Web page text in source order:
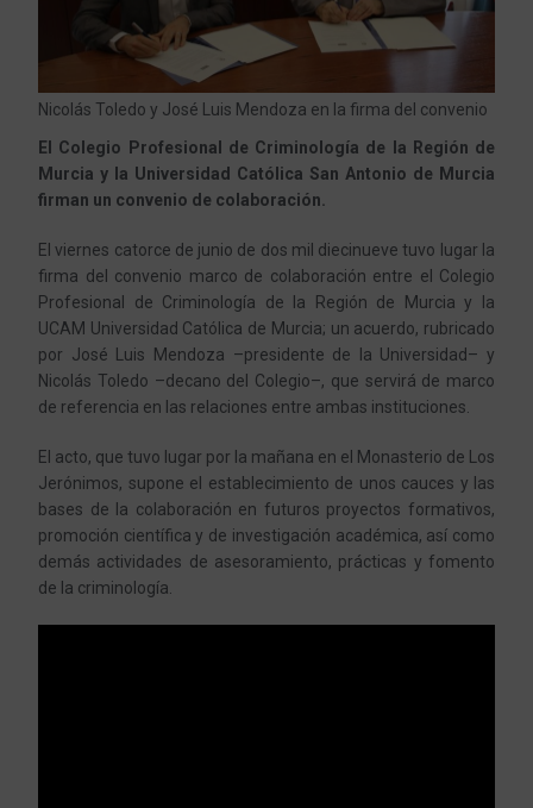
Nicolás Toledo y José Luis Mendoza en la firma del convenio
El Colegio Profesional de Criminología de la Región de
Murcia y la Universidad Católica San Antonio de Murcia
firman un convenio de colaboración.
El viernes catorce de junio de dos mil diecinueve tuvo lugar la
firma del convenio marco de colaboración entre el Colegio
Profesional de Criminología de la Región de Murcia y la
UCAM Universidad Católica de Murcia; un acuerdo, rubricado
por José Luis Mendoza –presidente de la Universidad– y
Nicolás Toledo –decano del Colegio–, que servirá de marco
de referencia en las relaciones entre ambas instituciones.
El acto, que tuvo lugar por la mañana en el Monasterio de Los
Jerónimos, supone el establecimiento de unos cauces y las
bases de la colaboración en futuros proyectos formativos,
promoción científica y de investigación académica, así como
demás actividades de asesoramiento, prácticas y fomento
de la criminología.